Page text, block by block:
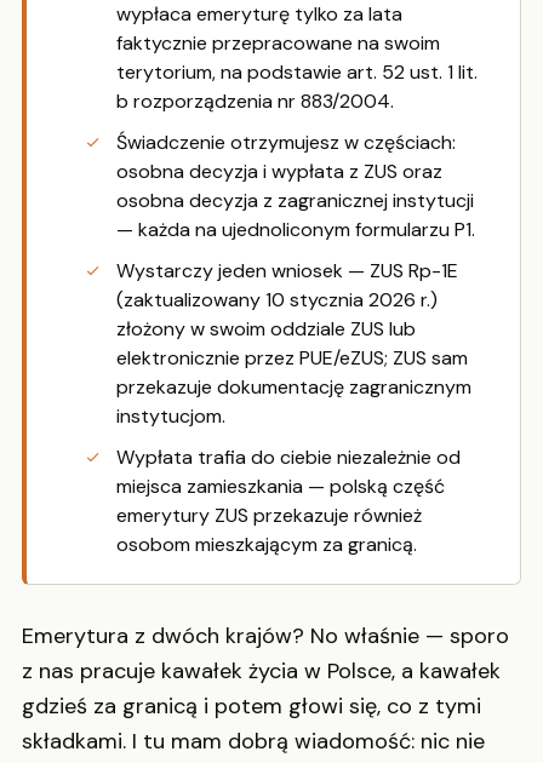
wypłaca emeryturę tylko za lata
faktycznie przepracowane na swoim
terytorium, na podstawie art. 52 ust. 1 lit.
b rozporządzenia nr 883/2004.
Świadczenie otrzymujesz w częściach:
osobna decyzja i wypłata z ZUS oraz
osobna decyzja z zagranicznej instytucji
— każda na ujednoliconym formularzu P1.
Wystarczy jeden wniosek — ZUS Rp-1E
(zaktualizowany 10 stycznia 2026 r.)
złożony w swoim oddziale ZUS lub
elektronicznie przez PUE/eZUS; ZUS sam
przekazuje dokumentację zagranicznym
instytucjom.
Wypłata trafia do ciebie niezależnie od
miejsca zamieszkania — polską część
emerytury ZUS przekazuje również
osobom mieszkającym za granicą.
Emerytura z dwóch krajów? No właśnie — sporo
z nas pracuje kawałek życia w Polsce, a kawałek
gdzieś za granicą i potem głowi się, co z tymi
składkami. I tu mam dobrą wiadomość: nic nie